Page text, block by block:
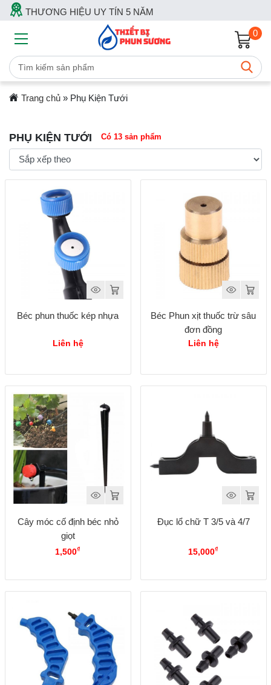
THƯƠNG HIỆU UY TÍN 5 NĂM
0
Trang chủ» Phụ Kiện Tưới
PHỤ KIỆN TƯỚI Có 13 sản phẩm
Béc phun thuốc kép nhựa
Liên hệ
Béc Phun xịt thuốc trừ sâu
đơn đồng
Liên hệ
Cây móc cố định béc nhỏ
giọt
1,500₫
Đục lổ chữ T 3/5 và 4/7
15,000₫